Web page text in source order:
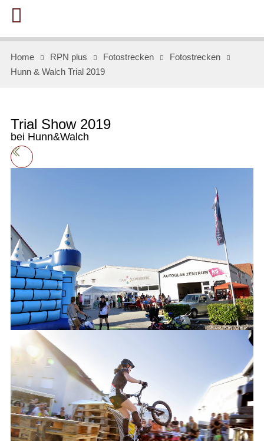
Home RPN plus Fotostrecken
Fotostrecken
Hunn & Walch Trial 2019
Trial Show 2019
bei Hunn&Walch